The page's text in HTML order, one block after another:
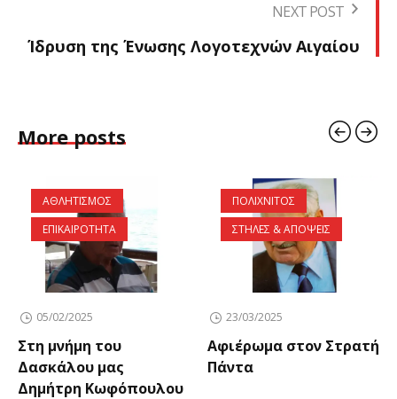
NEXT POST
Ίδρυση της Ένωσης Λογοτεχνών Αιγαίου
More posts
ΑΘΛΗΤΙΣΜΟΣ
ΕΠΙΚΑΙΡΟΤΗΤΑ
05/02/2025
Στη μνήμη του
Δασκάλου μας
Δημήτρη Κωφόπουλου
ΠΟΛΙΧΝΙΤΟΣ
ΣΤΗΛΕΣ & ΑΠΟΨΕΙΣ
23/03/2025
Αφιέρωμα στον Στρατή
Πάντα